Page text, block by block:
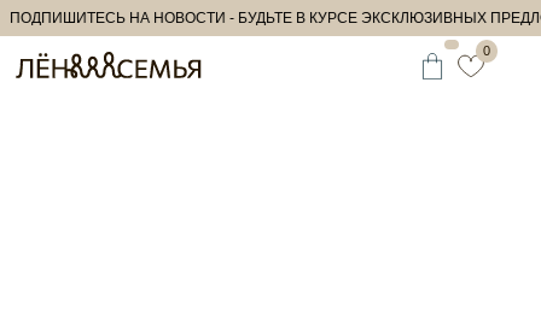
НА НОВОСТИ - БУДЬТЕ В КУРСЕ ЭКСКЛЮЗИВНЫХ
0